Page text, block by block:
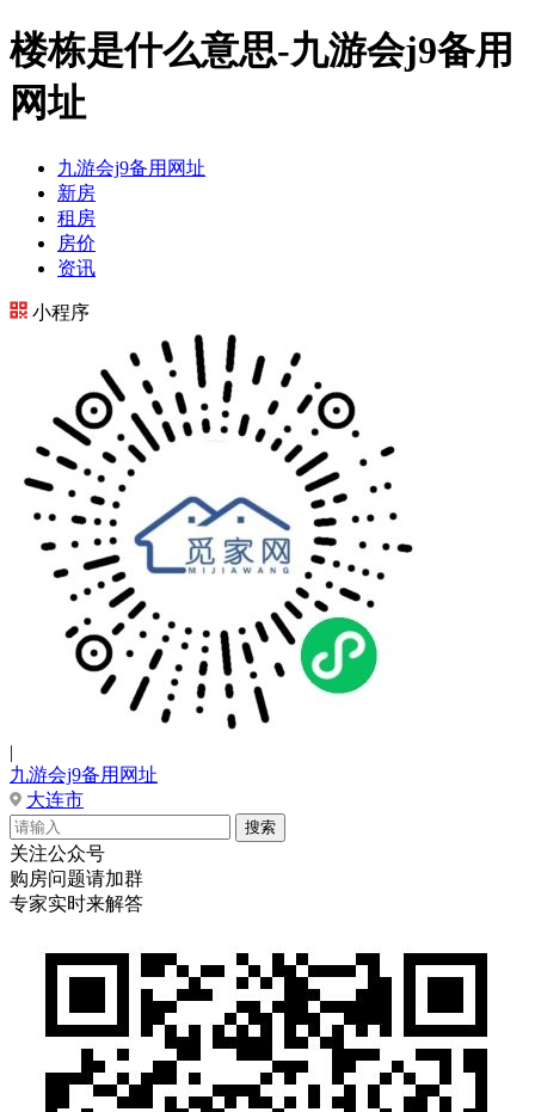
楼栋是什么意思-九游会j9备用
网址
九游会j9备用网址
新房
租房
房价
资讯
小程序
|
九游会j9备用网址
大连市
关注公众号
购房问题请加群
专家实时来解答